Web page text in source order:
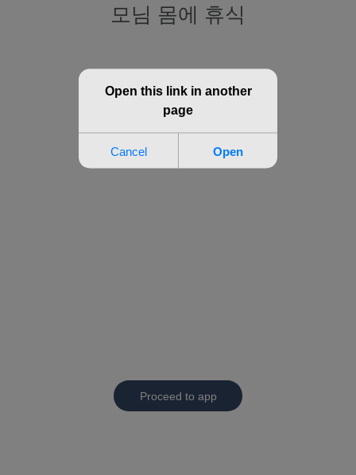
모님 몸에 휴식
Proceed to app